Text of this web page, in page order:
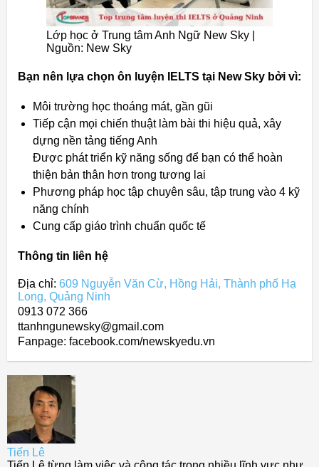
Lớp học ở Trung tâm Anh Ngữ New Sky |
Nguồn: New Sky
Bạn nên lựa chọn ôn luyện IELTS tại New Sky bởi vì:
Môi trường học thoáng mát, gần gũi
Tiếp cận mọi chiến thuật làm bài thi hiệu quả, xây
dựng nền tảng tiếng Anh
Được phát triển kỹ năng sống để bạn có thể hoàn
thiện bản thân hơn trong tương lai
Phương pháp học tập chuyên sâu, tập trung vào 4 kỹ
năng chính
Cung cấp giáo trình chuẩn quốc tế
Thông tin liên hệ
Địa chỉ: 609 Nguyễn Văn Cừ, Hồng Hải, Thành phố Hạ
Long, Quảng Ninh
0913 072 366
ttanhngunewsky@gmail.com
Fanpage: facebook.com/newskyedu.vn
Tiến Lê